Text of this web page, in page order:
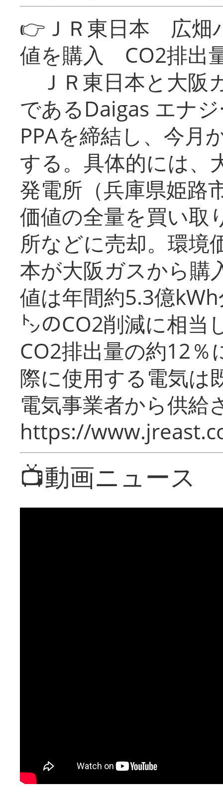
👉ＪＲ東日本 広畑
値を購入 CO2排出
ＪＲ東日本と大阪
であるDaigas エナ
PPAを締結し、今月
する。具体的には、
発電所（兵庫県姫路
価値の全量を買い取
所などに売却。環境
本が大阪ガスから購
値は年間約5.3億
㌧のCO2削減に相当
CO2排出量の約12％
際に使用する電気は
電気事業者から供給
https://
📺動画ニュース